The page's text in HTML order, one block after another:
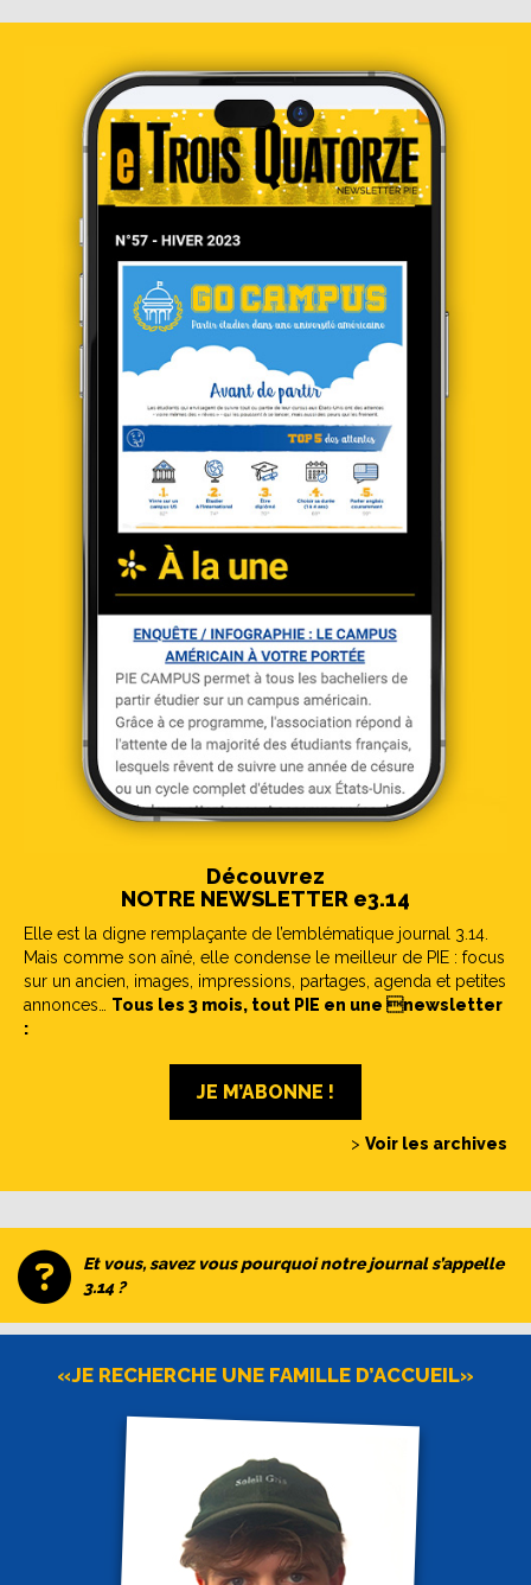
Découvrez
NOTRE NEWSLETTER e3.14
Elle est la digne remplaçante de l’emblématique journal 3.14.
Mais comme son aîné, elle condense le meilleur de PIE : focus
sur un ancien, images, impressions, partages, agenda et petites
annonces… Tous les 3 mois, tout PIE en une newsletter
:
JE M’ABONNE !
> Voir les archives
Et vous, savez vous pourquoi notre journal s’appelle
3.14 ?
«JE RECHERCHE UNE FAMILLE D’ACCUEIL»